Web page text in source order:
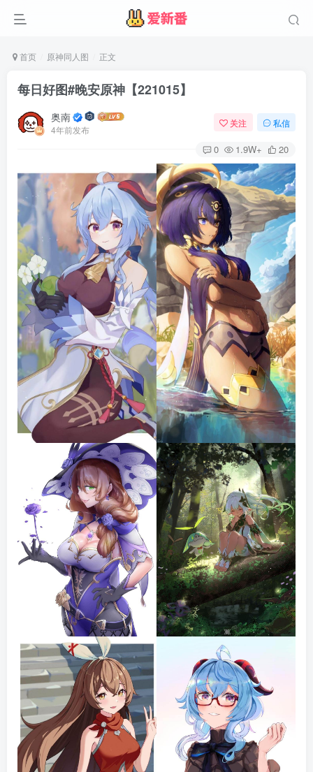
首页 原神同人图 正文
每日好图#晚安原神【221015】
奥南
4年前发布
关注 私信
0 1.9W+ 20